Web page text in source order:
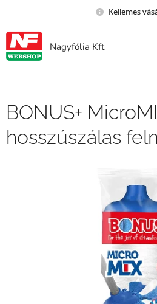
Kellemes
Nagyfólia Kft
BONUS+
hosszúszálas